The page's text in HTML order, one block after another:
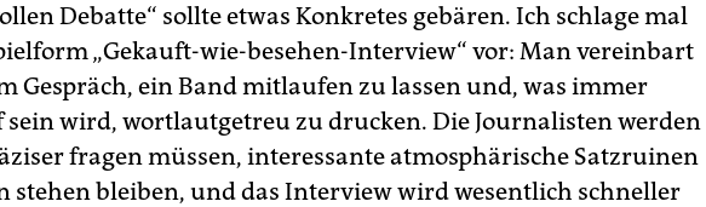
Debatte“ sollte etwas Konkretes gebären. Ich schlage mal
„Gekauft-wie-besehen-Interview“ vor: Man vereinbart
Gespräch, ein Band mitlaufen zu lassen und, was immer
wird, wortlautgetreu zu drucken. Die Journalisten werden
fragen müssen, interessante atmosphärische Satzruinen
stehen bleiben, und das Interview wird wesentlich schneller